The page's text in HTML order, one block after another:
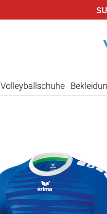
Volleyballschuhe